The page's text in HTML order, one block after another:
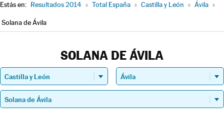
Estás en: Resultados 2014 » Total España » Castilla y León » Ávila »
Solana de Ávila
SOLANA DE ÁVILA